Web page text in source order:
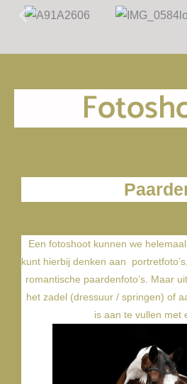
Een fotoshoot kunnen we
kunt hierbij denken aan
romantische paardenfoto’s. Maar
het zadel (dressuur / springen) of
is aan te vullen met